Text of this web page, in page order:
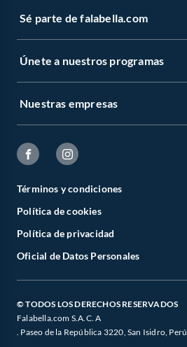
Sé parte de falabella.com
Únete a nuestros programas
Nuestras empresas
Términos y condiciones
Política de cookies
Política de privacidad
Oficial de Datos Personales
© TODOS LOS DERECHOS RESERVADOS
Falabella.com S.A.C. A
. Paseo de la República 3220, San Isidro, Perú